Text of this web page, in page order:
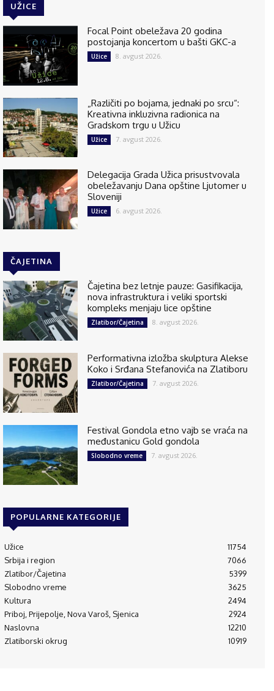
UŽICE
Focal Point obeležava 20 godina
postojanja koncertom u bašti GKC-a
Užice 8. avgust 2026.
„Različiti po bojama, jednaki po srcu“:
Kreativna inkluzivna radionica na
Gradskom trgu u Užicu
Užice 7. avgust 2026.
Delegacija Grada Užica prisustvovala
obeležavanju Dana opštine Ljutomer u
Sloveniji
Užice 6. avgust 2026.
ČAJETINA
Čajetina bez letnje pauze: Gasifikacija,
nova infrastruktura i veliki sportski
kompleks menjaju lice opštine
Zlatibor/Čajetina 8. avgust 2026.
Performativna izložba skulptura Alekse
Koko i Srđana Stefanovića na Zlatiboru
Zlatibor/Čajetina 7. avgust 2026.
Festival Gondola etno vajb se vraća na
međustanicu Gold gondola
Slobodno vreme 7. avgust 2026.
POPULARNE KATEGORIJE
Užice
11754
Srbija i region
7066
Zlatibor/Čajetina
5399
Slobodno vreme
3625
Kultura
2494
Priboj, Prijepolje, Nova Varoš, Sjenica
2924
Naslovna
12210
Zlatiborski okrug
10919